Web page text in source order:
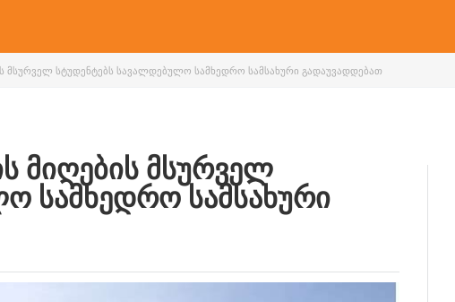
ᲛᲡᲣᲠᲕᲔᲚ ᲡᲢᲣᲓᲔᲜᲢᲔᲑᲡ ᲡᲐᲕᲐᲚᲓᲔᲑᲣᲚᲝ ᲡᲐᲛᲮᲔᲓᲠᲝ ᲡᲐᲛᲡᲐᲮᲣᲠᲘ ᲒᲐᲓᲐᲣᲕᲐᲓᲓᲔᲑᲐᲗ
ᲛᲘᲦᲔᲑᲘᲡ ᲛᲡᲣᲠᲕᲔᲚ
ᲡᲐᲛᲮᲔᲓᲠᲝ ᲡᲐᲛᲡᲐᲮᲣᲠᲘ